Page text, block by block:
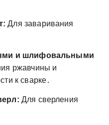
Для заваривания
и шлифовальными
ржавчины и
к сварке․
Для сверления